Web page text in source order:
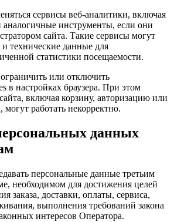
сервисы веб-аналитики, включая
инструменты, если они
сайта. Такие сервисы могут
и технические данные для
статистики посещаемости.
или отключить
в настройках браузера. При этом
включая корзину, авторизацию или
могут работать некорректно.
данных
персональные данные третьим
необходимом для достижения целей
заказа, доставки, оплаты, сервиса,
выполнения требований закона
интересов Оператора.